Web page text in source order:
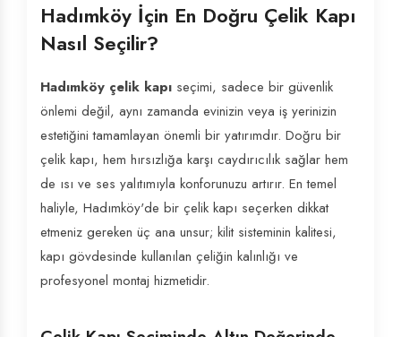
Hadımköy İçin En Doğru Çelik Kapı
Nasıl Seçilir?
Hadımköy çelik kapı seçimi, sadece bir güvenlik
önlemi değil, aynı zamanda evinizin veya iş yerinizin
estetiğini tamamlayan önemli bir yatırımdır. Doğru bir
çelik kapı, hem hırsızlığa karşı caydırıcılık sağlar hem
de ısı ve ses yalıtımıyla konforunuzu artırır. En temel
haliyle, Hadımköy'de bir çelik kapı seçerken dikkat
etmeniz gereken üç ana unsur; kilit sisteminin kalitesi,
kapı gövdesinde kullanılan çeliğin kalınlığı ve
profesyonel montaj hizmetidir.